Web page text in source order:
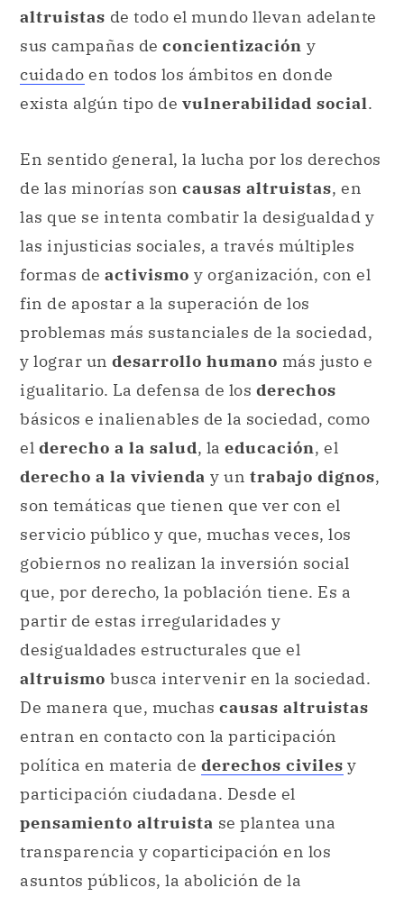
altruistas de todo el mundo llevan adelante
sus campañas de concientización y
cuidado en todos los ámbitos en donde
exista algún tipo de vulnerabilidad social.
En sentido general, la lucha por los derechos
de las minorías son causas altruistas, en
las que se intenta combatir la desigualdad y
las injusticias sociales, a través múltiples
formas de activismo y organización, con el
fin de apostar a la superación de los
problemas más sustanciales de la sociedad,
y lograr un desarrollo humano más justo e
igualitario. La defensa de los derechos
básicos e inalienables de la sociedad, como
el derecho a la salud, la educación, el
derecho a la vivienda y un trabajo dignos,
son temáticas que tienen que ver con el
servicio público y que, muchas veces, los
gobiernos no realizan la inversión social
que, por derecho, la población tiene. Es a
partir de estas irregularidades y
desigualdades estructurales que el
altruismo busca intervenir en la sociedad.
De manera que, muchas causas altruistas
entran en contacto con la participación
política en materia de derechos civiles y
participación ciudadana. Desde el
pensamiento altruista se plantea una
transparencia y coparticipación en los
asuntos públicos, la abolición de la